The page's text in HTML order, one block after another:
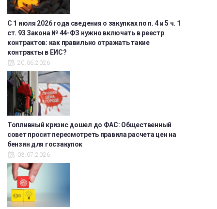
С 1 июля 2026 года сведения о закупках по п. 4 и 5 ч. 1
ст. 93 Закона № 44-ФЗ нужно включать в реестр
контрактов: как правильно отражать такие
контракты в ЕИС?
20.06.2026
Топливный кризис дошел до ФАС: Общественный
совет просит пересмотреть правила расчета цен на
бензин для госзакупок
03.07.2026